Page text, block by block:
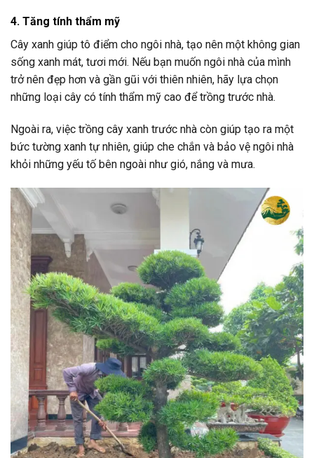
4. Tăng tính thẩm mỹ
Cây xanh giúp tô điểm cho ngôi nhà, tạo nên một không gian
sống xanh mát, tươi mới. Nếu bạn muốn ngôi nhà của mình
trở nên đẹp hơn và gần gũi với thiên nhiên, hãy lựa chọn
những loại cây có tính thẩm mỹ cao để trồng trước nhà.
Ngoài ra, việc trồng cây xanh trước nhà còn giúp tạo ra một
bức tường xanh tự nhiên, giúp che chắn và bảo vệ ngôi nhà
khỏi những yếu tố bên ngoài như gió, nắng và mưa.